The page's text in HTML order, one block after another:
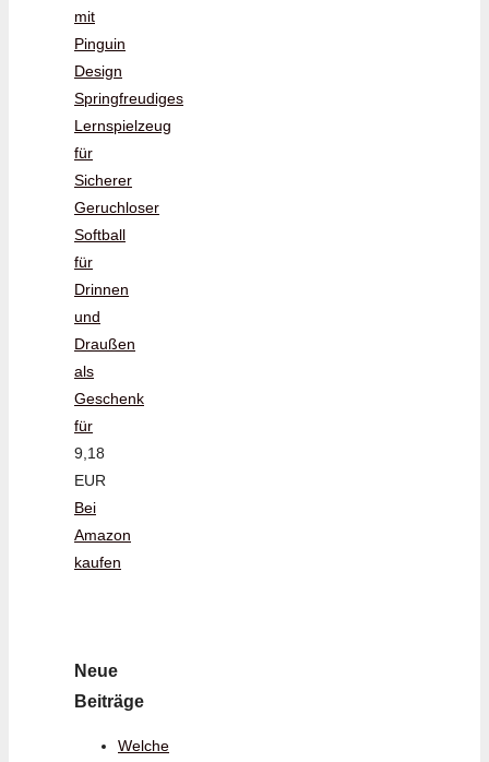
mit
Pinguin
Design
Springfreudiges
Lernspielzeug
für
Sicherer
Geruchloser
Softball
für
Drinnen
und
Draußen
als
Geschenk
für
9,18
EUR
Bei
Amazon
kaufen
Neue
Beiträge
Welche